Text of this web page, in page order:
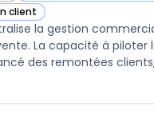
client
cette catégorie
la gestion
La capacité à
des remontées clients,